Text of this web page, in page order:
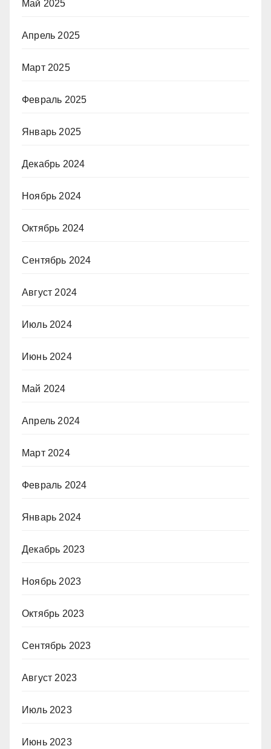
Май 2025
Апрель 2025
Март 2025
Февраль 2025
Январь 2025
Декабрь 2024
Ноябрь 2024
Октябрь 2024
Сентябрь 2024
Август 2024
Июль 2024
Июнь 2024
Май 2024
Апрель 2024
Март 2024
Февраль 2024
Январь 2024
Декабрь 2023
Ноябрь 2023
Октябрь 2023
Сентябрь 2023
Август 2023
Июль 2023
Июнь 2023